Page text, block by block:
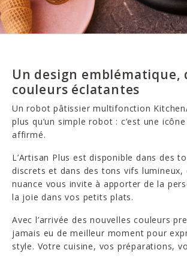
Un design emblématique,
couleurs éclatantes
Un robot pâtissier multifonction
plus qu’un simple robot : c’est une
affirmé.
L’Artisan Plus est disponible dans des
discrets et dans des tons vifs lumineux,
nuance vous invite à apporter de la
la joie dans vos petits plats.
Avec l’arrivée des nouvelles couleurs
jamais eu de meilleur moment pour
style. Votre cuisine, vos préparations,